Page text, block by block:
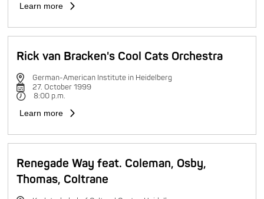
Learn more
Rick van Bracken's Cool Cats Orchestra
German-American Institute in Heidelberg
27. October 1999
8:00 p.m.
Learn more
Renegade Way feat. Coleman, Osby,
Thomas, Coltrane